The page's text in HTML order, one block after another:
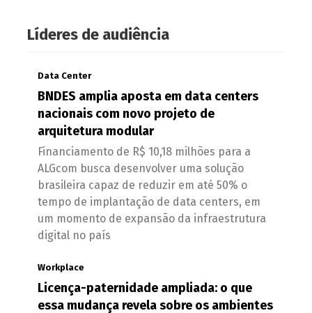
Líderes de audiência
Data Center
BNDES amplia aposta em data centers
nacionais com novo projeto de
arquitetura modular
Financiamento de R$ 10,18 milhões para a
ALGcom busca desenvolver uma solução
brasileira capaz de reduzir em até 50% o
tempo de implantação de data centers, em
um momento de expansão da infraestrutura
digital no país
Workplace
Licença-paternidade ampliada: o que
essa mudança revela sobre os ambientes